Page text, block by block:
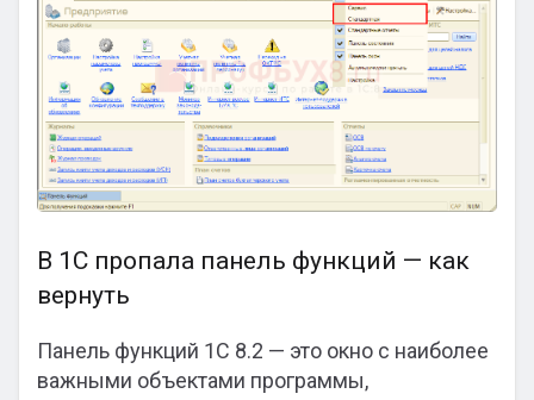
В 1С пропала панель функций — как
вернуть
Панель функций 1С 8.2 — это окно с наиболее
важными объектами программы,